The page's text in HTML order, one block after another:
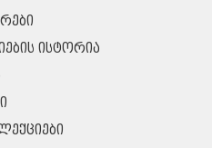
ᲘᲡᲢᲝᲠᲘᲐ